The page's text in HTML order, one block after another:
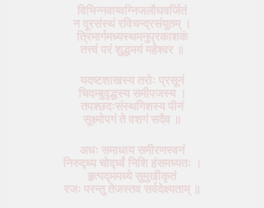
विभिन्नवाय्वग्निजलौघवर्जितं
न दूरसंस्थं रविचन्द्रसंयुतम् ।
त्रिमार्गमध्यस्थमनुप्रकाशकं
तत्त्वं परं शुद्धमयं महेश्वर ॥
यदष्टशाखस्य तरोः प्रसूनं
चिदम्बुवृद्धस्य समीपजस्य ।
तपश्छदःसंस्थगिशस्य पीनं
सूक्ष्मोपगं ते वशगं सदैव ॥
अधः समाधाय समीरणस्वनं
निरुद्ध्य चोर्द्ध्वं निशि हंसमध्यतः ।
हृत्पद्ममध्ये सुमुखीकृतं
रजः परन्तु तेजस्तव सर्वदेक्ष्यताम् ॥